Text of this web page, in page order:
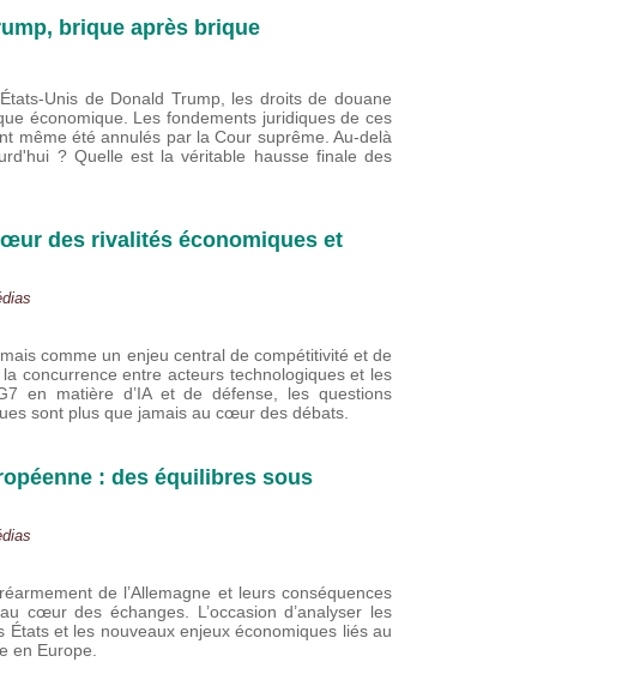
brique après brique
Unis de Donald Trump, les droits de douane
économique. Les fondements juridiques de ces
même été annulés par la Cour suprême. Au-delà
? Quelle est la véritable hausse finale des
des rivalités économiques et
comme un enjeu central de compétitivité et de
concurrence entre acteurs technologiques et les
en matière d’IA et de défense, les questions
sont plus que jamais au cœur des débats.
: des équilibres sous
de l’Allemagne et leurs conséquences
cœur des échanges. L’occasion d’analyser les
et les nouveaux enjeux économiques liés au
en Europe.